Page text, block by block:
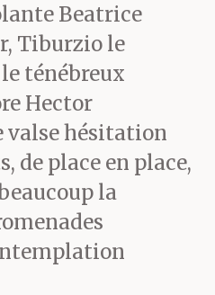
Beatrice
Tiburzio le
ténébreux
Hector
valse hésitation
de place en place,
la